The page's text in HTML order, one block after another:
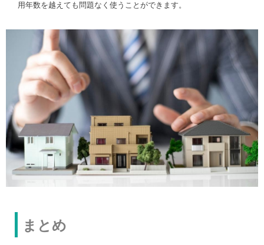
用年数を越えても問題なく使うことができます。
まとめ